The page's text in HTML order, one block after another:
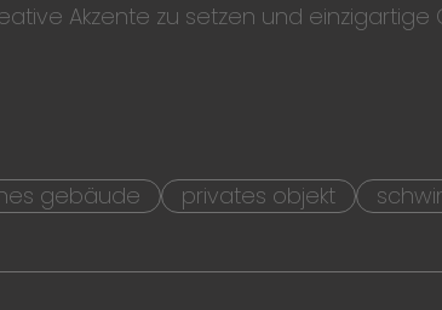
Akzente zu setzen und
gebäude privates objekt